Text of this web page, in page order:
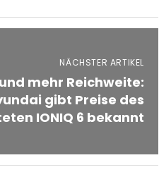
NÄCHSTER ARTIKEL
mehr Reichweite:
gibt Preise des
IONIQ 6 bekannt